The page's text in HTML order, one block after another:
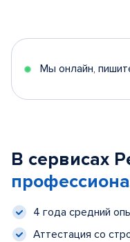
Мы онлайн,
В сервисах
4 года средний
Аттестация со